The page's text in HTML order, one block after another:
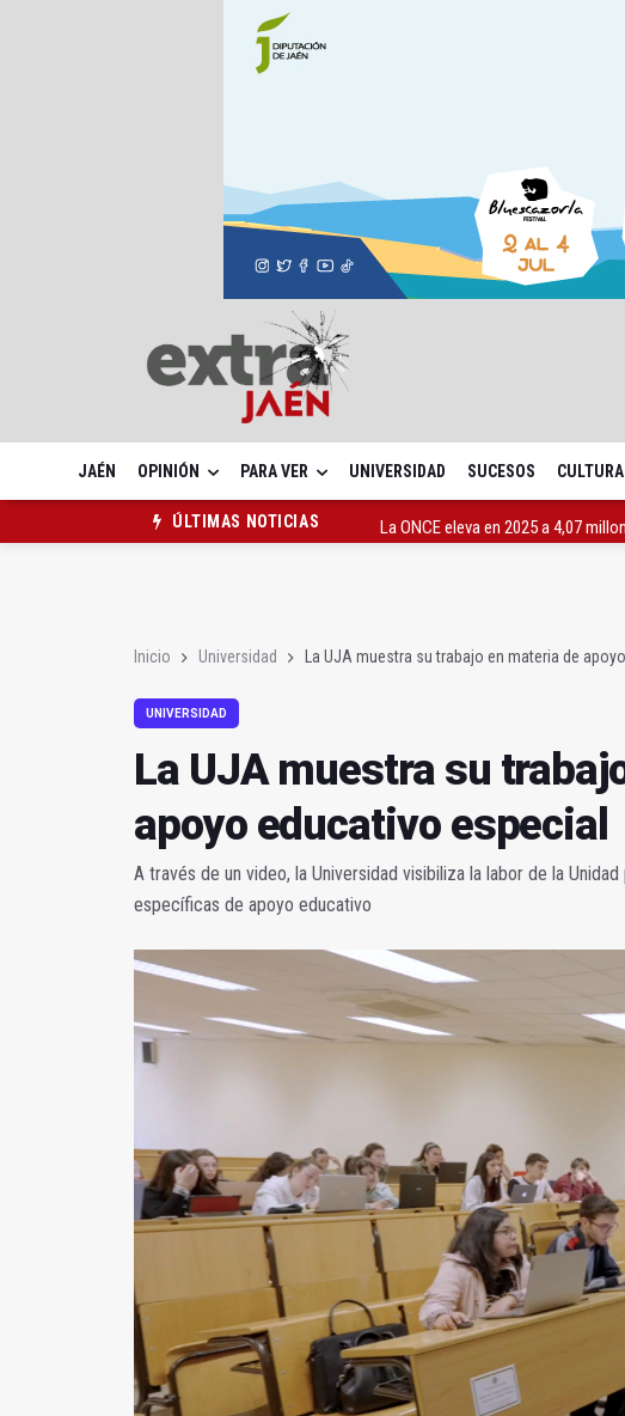
JAÉN OPINIÓN PARA VER UNIVERSIDAD SUCESOS CULTURA
ÚLTIMAS NOTICIAS
La ONCE eleva en 2025 a 4,07
Inicio Universidad La UJA muestra su trabajo en materia de
UNIVERSIDAD
La UJA muestra su
apoyo educativo especial
A través de un video, la Universidad visibiliza la labor de la
específicas de apoyo educativo